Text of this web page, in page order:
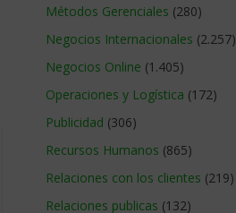
Métodos Gerenciales (280)
Negocios Internacionales (2.257)
Negocios Online (1.405)
Operaciones y Logística (172)
Publicidad (306)
Recursos Humanos (865)
Relaciones con los clientes (219)
Relaciones publicas (132)